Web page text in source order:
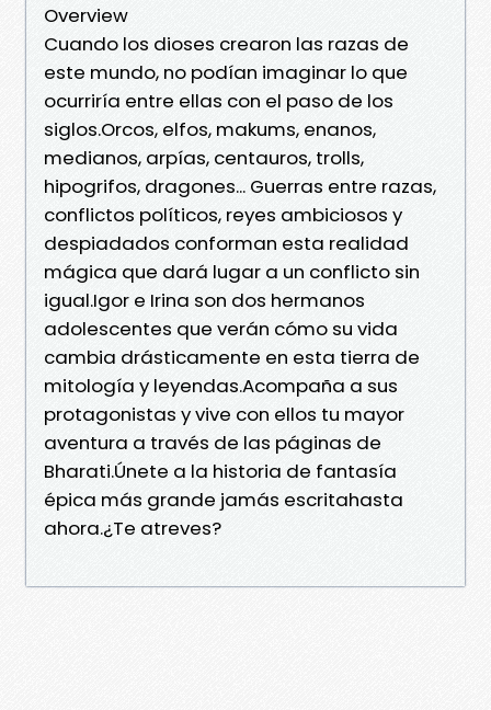
Overview
Cuando los dioses crearon las razas de
este mundo, no podían imaginar lo que
ocurriría entre ellas con el paso de los
siglos.Orcos, elfos, makums, enanos,
medianos, arpías, centauros, trolls,
hipogrifos, dragones... Guerras entre razas,
conflictos políticos, reyes ambiciosos y
despiadados conforman esta realidad
mágica que dará lugar a un conflicto sin
igual.Igor e Irina son dos hermanos
adolescentes que verán cómo su vida
cambia drásticamente en esta tierra de
mitología y leyendas.Acompaña a sus
protagonistas y vive con ellos tu mayor
aventura a través de las páginas de
Bharati.Únete a la historia de fantasía
épica más grande jamás escritahasta
ahora.¿Te atreves?